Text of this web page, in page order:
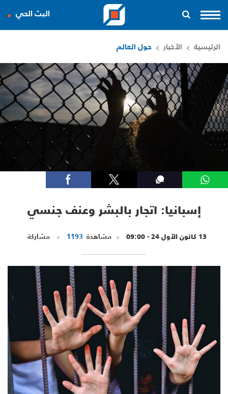
البث الحي
الرئيسية الأخبار حول العالم
إسبانيا: اتجار بالبشر وعنف جنسي
13 كانون الأول 24 - 09:00 مشاهدة 1193 مشاركة